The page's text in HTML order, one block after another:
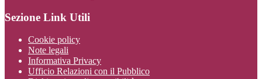
Sezione Link Utili
Cookie policy
Note legali
Informativa Privacy
Ufficio Relazioni con il Pubblico